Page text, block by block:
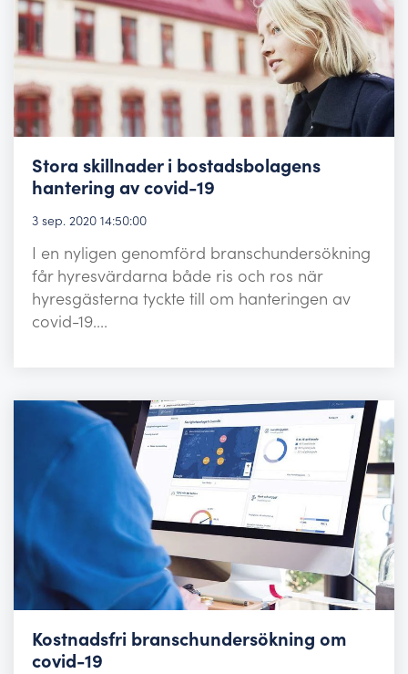
Stora skillnader i bostadsbolagens
hantering av covid-19
3 sep. 2020 14:50:00
I en nyligen genomförd branschundersökning
får hyresvärdarna både ris och ros när
hyresgästerna tyckte till om hanteringen av
covid-19....
Kostnadsfri branschundersökning om
covid-19